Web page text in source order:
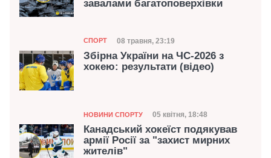
завалами багатоповерхівки
Категорія
СПОРТ Дата публікації
08 травня, 23:19
Збірна України на ЧС-2026 з
хокею: результати (відео)
Категорія
НОВИНИ СПОРТУ Дата публікації
05 квітня, 18:48
Канадський хокеїст подякував
армії Росії за "захист мирних
жителів"